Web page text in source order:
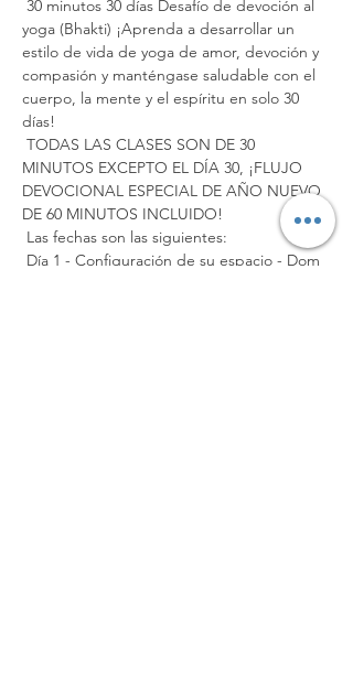
yoga (Bhakti) ¡Aprenda a desarrollar un
estilo de vida de yoga de amor, devoción y
compasión y manténgase saludable con el
cuerpo, la mente y el espíritu en solo 30
días!
MINUTOS EXCEPTO EL DÍA 30, ¡FLUJO
DEVOCIONAL ESPECIAL DE AÑO NUEVO
DE 60 MINUTOS INCLUIDO!
Las fechas son las siguientes: